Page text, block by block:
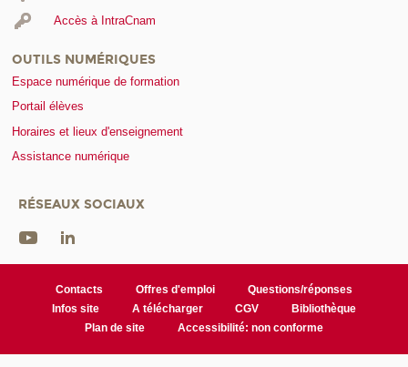
Accès à IntraCnam
OUTILS NUMÉRIQUES
Espace numérique de formation
Portail élèves
Horaires et lieux d'enseignement
Assistance numérique
RÉSEAUX SOCIAUX
Contacts Offres d'emploi
Questions/réponses
Infos site
A télécharger CGV
Bibliothèque
Plan de site
Accessibilité: non conforme